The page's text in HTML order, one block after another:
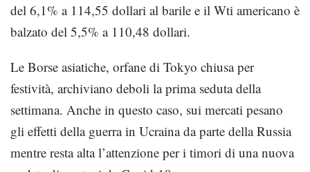
del 6,1% a 114,55 dollari al barile e il Wti americano è
balzato del 5,5% a 110,48 dollari.
Le Borse asiatiche, orfane di Tokyo chiusa per
festività, archiviano deboli la prima seduta della
settimana. Anche in questo caso, sui mercati pesano
gli effetti della guerra in Ucraina da parte della Russia
mentre resta alta l’attenzione per i timori di una nuova